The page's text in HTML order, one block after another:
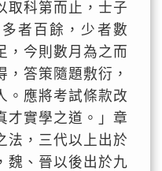
取科第而止，士子
者百餘，少者數
，今則數月為之而
答策隨題敷衍，
。應將考試條款改
才實學之道。」章
法，三代以上出於
魏、晉以後出於九